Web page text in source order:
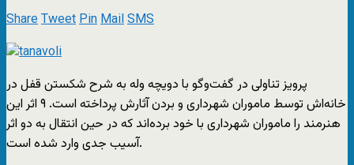
ShareTweetPinMailSMS
پرویز تناولی در گفت‌وگو با دویچه وله به شرح شکستن قفل در
خانه‌اش توسط ماموران شهرداری و بردن آثارش پرداخته است. ۹ اثر این
هنرمند را ماموران شهرداری با خود برده‌اند که در حین انتقال به دو اثر
آسیب جدی وارد شده است.